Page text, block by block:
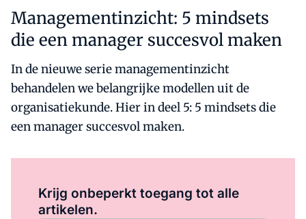
Managementinzicht: 5 mindsets
die een manager succesvol maken
In de nieuwe serie managementinzicht
behandelen we belangrijke modellen uit de
organisatiekunde. Hier in deel 5: 5 mindsets die
een manager succesvol maken.
Krijg onbeperkt toegang tot alle
artikelen.